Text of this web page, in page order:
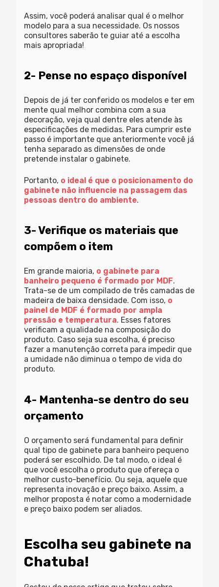
Assim, você poderá analisar qual é o melhor
modelo para a sua necessidade. Os nossos
consultores saberão te guiar até a escolha
mais apropriada!
2- Pense no espaço disponível
Depois de já ter conferido os modelos e ter em
mente qual melhor combina com a sua
decoração, veja qual dentre eles atende às
especificações de medidas. Para cumprir este
passo é importante que anteriormente você já
tenha separado as dimensões de onde
pretende instalar o gabinete.
Portanto, o ideal é que o posicionamento do
gabinete não influencie na passagem das
pessoas dentro do ambiente.
3- Verifique os materiais que
compõem o item
Em grande maioria, o gabinete para
banheiro pequeno é formado por MDF.
Trata-se de um compilado de três camadas de
madeira de baixa densidade. Com isso, o
painel de MDF é formado por ampla
pressão e temperatura. Esses fatores
verificam a qualidade na composição do
produto. Caso seja sua escolha, é preciso
fazer a manutenção correta para impedir que
a umidade não diminua o tempo de vida do
produto.
4- Mantenha-se dentro do seu
orçamento
O orçamento será fundamental para definir
qual tipo de gabinete para banheiro pequeno
poderá ser escolhido. De tal modo, o ideal é
que você escolha o produto que ofereça o
melhor custo-benefício. Ou seja, aquele que
representa inovação e preço baixo. Assim, a
melhor proposta é notar como a modernidade
e preço baixo podem ser aliados.
Escolha seu gabinete na
Chatuba!